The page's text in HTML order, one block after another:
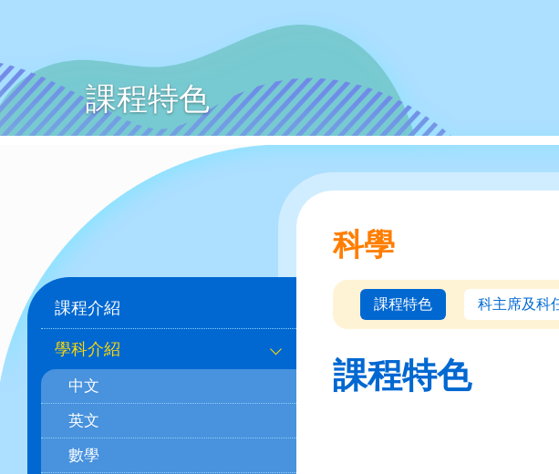
課程特色
科學
課程特色 科主席及科
課程特色
Main
navigation
(學
科)
課程介紹
學科介紹
中文
英文
數學